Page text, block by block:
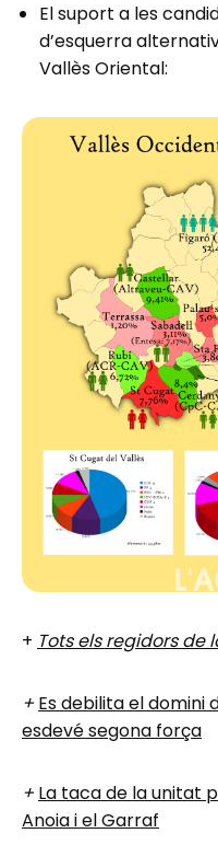
El suport a les
d’esquerra
Vallès Oriental:
+ Tots els regidors de
+ Es debilita el domini
esdevé segona força
+ La taca de la unitat
Anoia i el Garraf